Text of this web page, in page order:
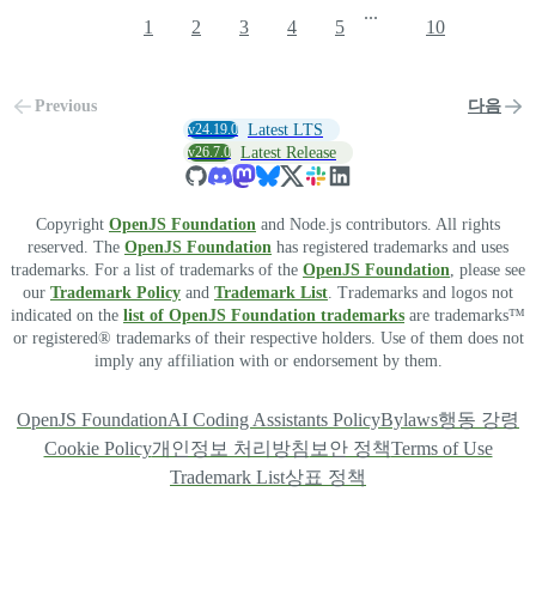
Previous
1 2 3 4 5
...
10
다음
v24.19.0 Latest LTS
v26.7.0 Latest Release
Copyright OpenJS Foundation and Node.js contributors. All rights
reserved. The OpenJS Foundation has registered trademarks and uses
trademarks. For a list of trademarks of the OpenJS Foundation , please see
our Trademark Policy and Trademark List . Trademarks and logos not
indicated on the list of OpenJS Foundation trademarks are trademarks™
or registered® trademarks of their respective holders. Use of them does not
imply any affiliation with or endorsement by them.
OpenJS FoundationAI Coding Assistants PolicyBylaws행동 강령
Cookie Policy개인정보 처리방침 보안 정책Terms of Use
Trademark List상표 정책